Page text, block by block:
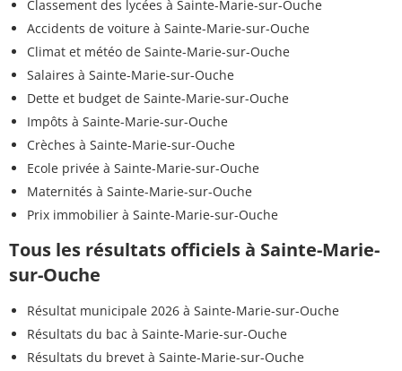
Classement des lycées à Sainte-Marie-sur-Ouche
Accidents de voiture à Sainte-Marie-sur-Ouche
Climat et météo de Sainte-Marie-sur-Ouche
Salaires à Sainte-Marie-sur-Ouche
Dette et budget de Sainte-Marie-sur-Ouche
Impôts à Sainte-Marie-sur-Ouche
Crèches à Sainte-Marie-sur-Ouche
Ecole privée à Sainte-Marie-sur-Ouche
Maternités à Sainte-Marie-sur-Ouche
Prix immobilier à Sainte-Marie-sur-Ouche
Tous les résultats officiels à Sainte-Marie-
sur-Ouche
Résultat municipale 2026 à Sainte-Marie-sur-Ouche
Résultats du bac à Sainte-Marie-sur-Ouche
Résultats du brevet à Sainte-Marie-sur-Ouche